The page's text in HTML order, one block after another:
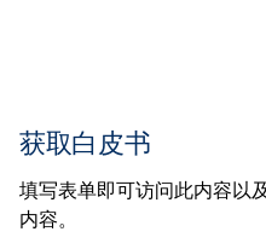
获取白皮书
填写表单即可访问此内容以
内容。